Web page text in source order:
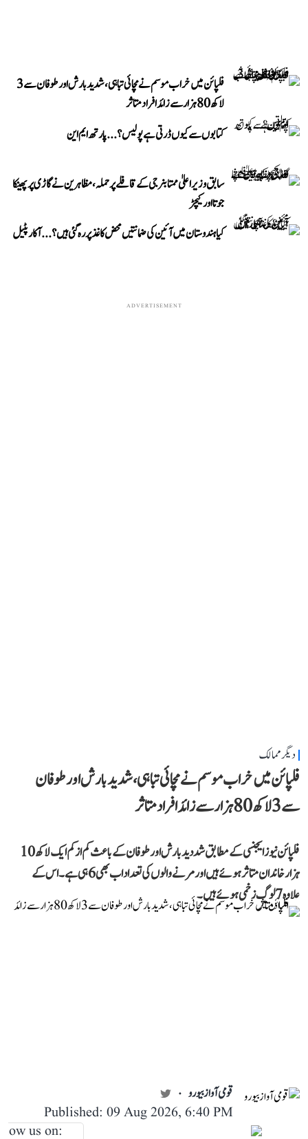
فلپائن میں خراب موسم نے مچائی تباہی، شدید بارش اور طوفان سے 3
لاکھ 80 ہزار سے زائد افراد متاثر
کتابوں سے کیوں ڈرتی ہے پولیس؟...پارتھ ایم این
سابق وزیر اعلیٰ ممتا بنرجی کے قافلے پر حملہ، مظاہرین نے گاڑی پر پھینکا
جوتا اور کیچڑ
کیا ہندوستان میں آئین کی ضمانتیں محض کاغذ پر رہ گئی ہیں؟...آکار پٹیل
ADVERTISEMENT
دیگر ممالک
فلپائن میں خراب موسم نے مچائی تباہی، شدید بارش اور طوفان
سے 3 لاکھ 80 ہزار سے زائد افراد متاثر
فلپائن نیوز ایجنسی کے مطابق شددید بارش اور طوفان کے باعث کم از کم ایک لاکھ 10
ہزار خاندان متاثر ہوئے ہیں اور مرنے والوں کی تعداد اب بھی 6 ہی ہے۔ اس کے
علاوہ 7 لوگ زخمی ہوئے ہیں۔
قومی آواز بیورو
Published: 09 Aug 2026, 6:40 PM
us on: